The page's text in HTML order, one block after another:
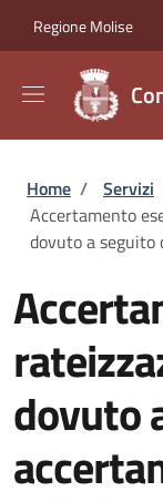
Regione Molise
Briciole
Home / Servizi
Accertamento
dovuto a seguito
dovuto